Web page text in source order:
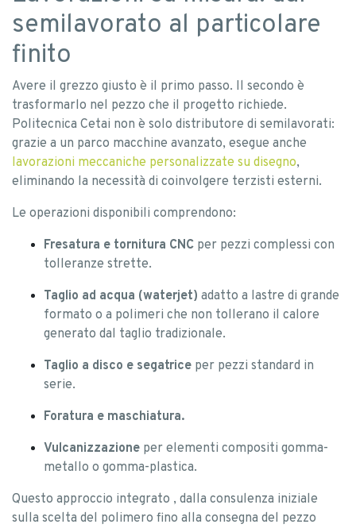
semilavorato al particolare
finito
Avere il grezzo giusto è il primo passo. Il secondo è
trasformarlo nel pezzo che il progetto richiede.
Politecnica Cetai non è solo distributore di semilavorati:
grazie a un parco macchine avanzato, esegue anche
lavorazioni meccaniche personalizzate su disegno,
eliminando la necessità di coinvolgere terzisti esterni.
Le operazioni disponibili comprendono:
Fresatura e tornitura CNC per pezzi complessi con
tolleranze strette.
Taglio ad acqua (waterjet) adatto a lastre di grande
formato o a polimeri che non tollerano il calore
generato dal taglio tradizionale.
Taglio a disco e segatrice per pezzi standard in
serie.
Foratura e maschiatura.
Vulcanizzazione per elementi compositi gomma-
metallo o gomma-plastica.
Questo approccio integrato , dalla consulenza iniziale
sulla scelta del polimero fino alla consegna del pezzo